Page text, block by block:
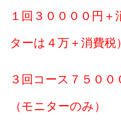
１回３００００円＋
ターは４万＋消費税）
３回コース７５００
（モニターのみ）